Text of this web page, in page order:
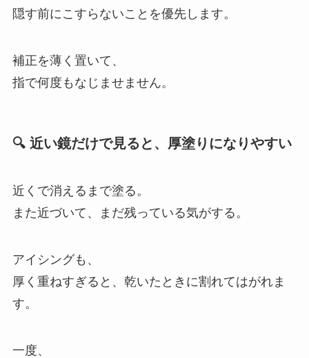
隠す前にこすらないことを優先します。
補正を薄く置いて、
指で何度もなじませません。
🔍 近い鏡だけで見ると、厚塗りになりやすい
近くで消えるまで塗る。
また近づいて、まだ残っている気がする。
アイシングも、
厚く重ねすぎると、乾いたときに割れてはがれま
す。
一度、